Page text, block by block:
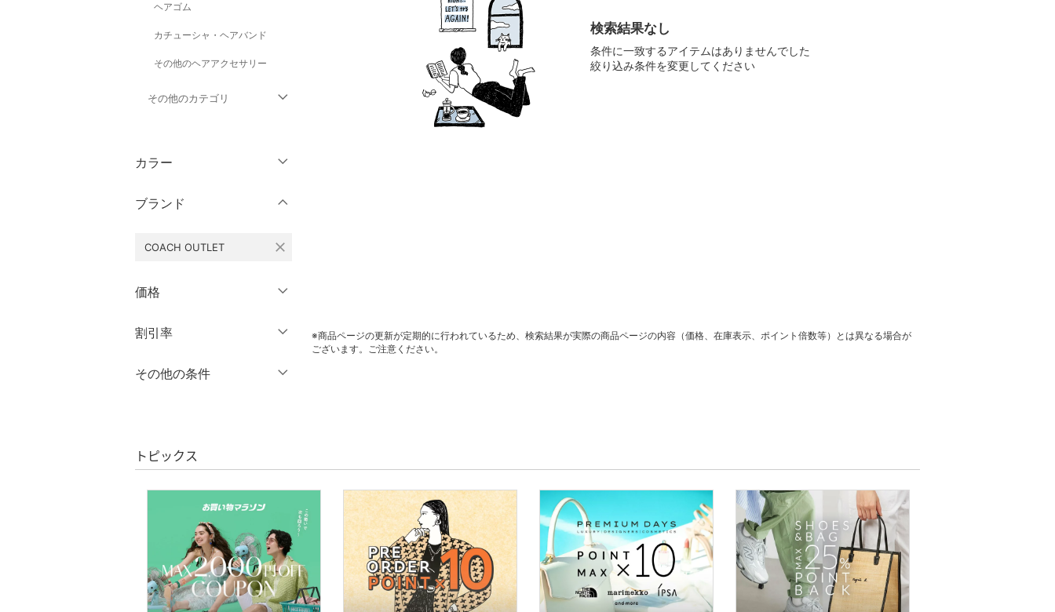
ヘアゴム
カチューシャ・ヘアバンド
その他のヘアアクセサリー
その他のカテゴリ
パンツ
ワンピース・ドレス
スカート
ーオール
バッグ
ファッション雑貨
アクセサリー・腕時計
財布・ポーチ・ケース
カラー
クリア
ブランド
COACH OUTLET close
価格
絞り込み
割引率
％OFF～ ％OFF
その他の条件
クリア 絞り込み
検索結果なし
条件に一致するアイテムはありませんでした
絞り込み条件を変更してください
※商品ページの更新が定期的に行われているため、検索結果が実際の商品ページの内容（価格、在庫表示、ポイント倍数等）とは異なる場合が
ございます。ご注意ください。
トピックス